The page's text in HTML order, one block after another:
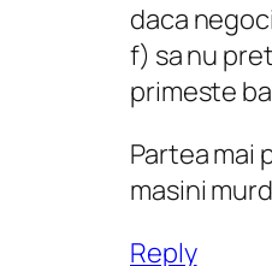
daca
f) sa nu
primeste
Partea mai
masini
Reply